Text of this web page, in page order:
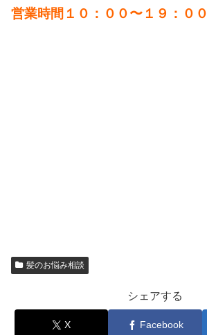
営業時間１０：００〜１９：００
髪のお悩み相談
シェアする
X Facebook